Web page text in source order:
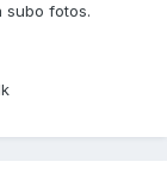
subo fotos.